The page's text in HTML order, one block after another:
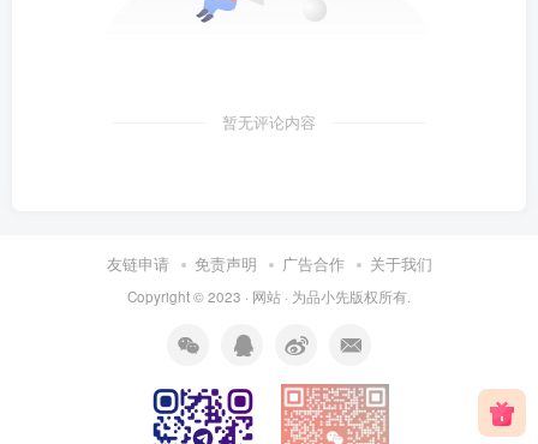
暂无评论内容
友链申请 免责声明 广告合作 关于我们
Copyright © 2023 · 网站 · 为品小先版权所有.